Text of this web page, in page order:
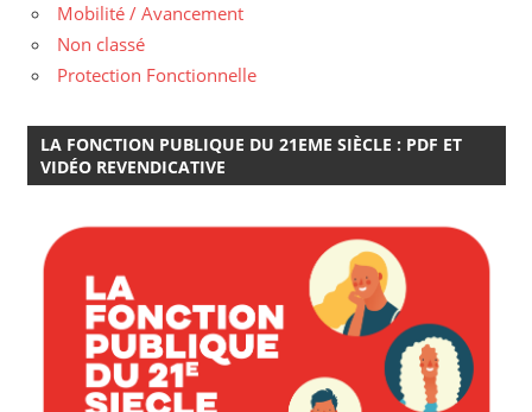
Mobilité / Avancement
Non classé
Protection Fonctionnelle
LA FONCTION PUBLIQUE DU 21EME SIÈCLE : PDF ET
VIDÉO REVENDICATIVE